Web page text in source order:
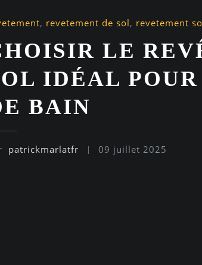
, revetement de sol, revetement
LE
IDÉAL
BAIN
patrickmarlatfr 09 juillet 2025